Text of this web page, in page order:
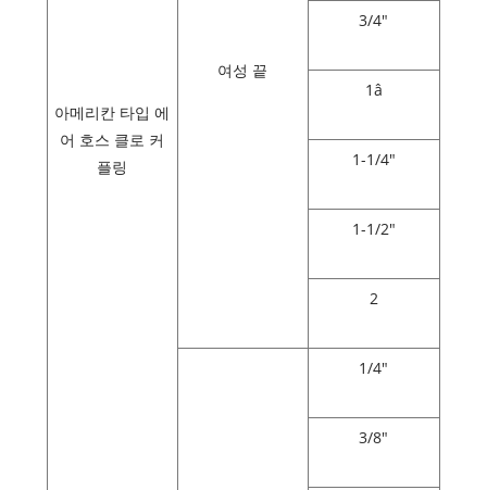
아메리칸 타입 에
어 호스 클로 커
플링
여성 끝
3/4"
1â
1-1/4"
1-1/2"
2
1/4"
3/8"